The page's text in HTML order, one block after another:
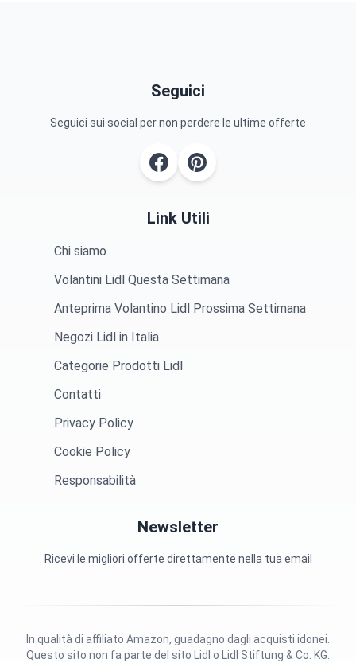
Seguici
Seguici sui social per non perdere le ultime offerte
Link Utili
Chi siamo
Volantini Lidl Questa Settimana
Anteprima Volantino Lidl Prossima Settimana
Negozi Lidl in Italia
Categorie Prodotti Lidl
Contatti
Privacy Policy
Cookie Policy
Responsabilità
Newsletter
Ricevi le migliori offerte direttamente nella tua email
Questo sito non fa parte del sito Lidl o Lidl Stiftung & Co. KG.
In qualità di affiliato Amazon, guadagno dagli acquisti idonei.